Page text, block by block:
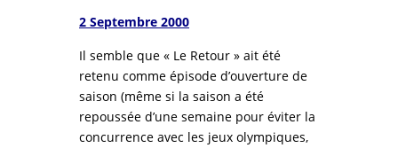
2 Septembre 2000
Il semble que « Le Retour » ait été
retenu comme épisode d’ouverture de
saison (même si la saison a été
repoussée d’une semaine pour éviter la
concurrence avec les jeux olympiques,